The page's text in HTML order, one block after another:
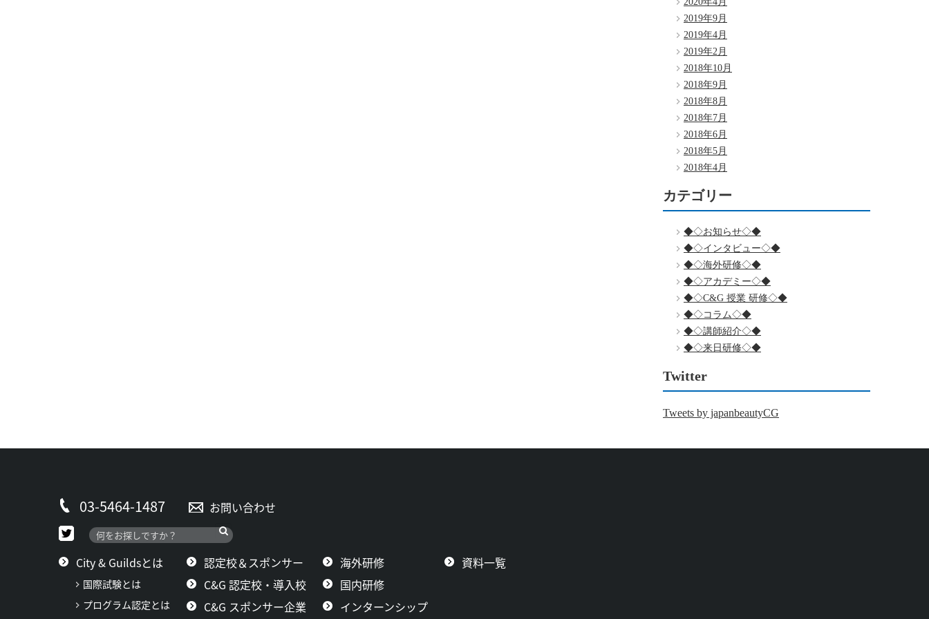
2019年9月
2019年4月
2019年2月
2018年10月
2018年9月
2018年8月
2018年7月
2018年6月
2018年5月
2018年4月
カテゴリー
◆◇お知らせ◇◆
◆◇インタビュー◇◆
◆◇海外研修◇◆
◆◇アカデミー◇◆
◆◇C&G 授業 研修◇◆
◆◇コラム◇◆
◆◇講師紹介◇◆
◆◇来日研修◇◆
Twitter
Tweets by japanbeautyCG
03-5464-1487 お問い合わせ
City & Guildsとは
国際試験とは
プログラム認定とは
認定校＆スポンサー
C&G 認定校・導入校
C&G スポンサー企業
海外研修
国内研修
インターンシップ
資料一覧